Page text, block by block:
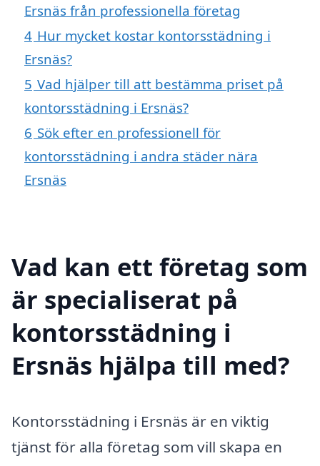
Ersnäs från professionella företag
4 Hur mycket kostar kontorsstädning i
Ersnäs?
5 Vad hjälper till att bestämma priset på
kontorsstädning i Ersnäs?
6 Sök efter en professionell för
kontorsstädning i andra städer nära
Ersnäs
Vad kan ett företag som
är specialiserat på
kontorsstädning i
Ersnäs hjälpa till med?
Kontorsstädning i Ersnäs är en viktig
tjänst för alla företag som vill skapa en